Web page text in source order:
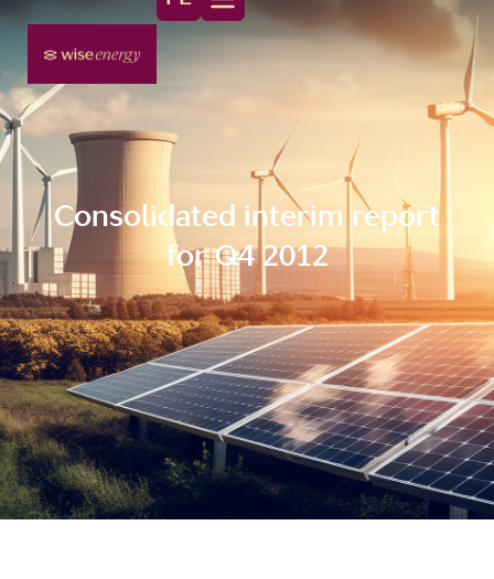
Consolidated interim report
for Q4 2012